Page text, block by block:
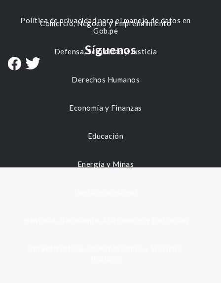
Comercio, Negocio y Emprendimiento
Defensa, Seguridad y Justicia
Derechos Humanos
Economía y Finanzas
Educación
Energía y Minas
Política de privacidad para el manejo de datos en
Gob.pe
Síguenos